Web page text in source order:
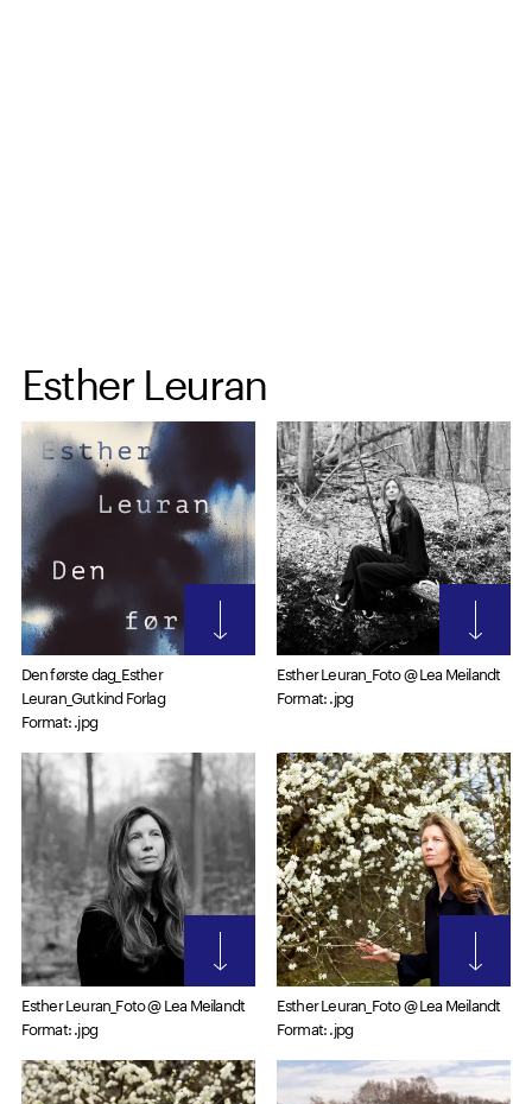
Esther Leuran
Den første dag_Esther
Leuran_Gutkind Forlag
Format: .jpg
Esther Leuran_Foto @ Lea Meilandt
Format: .jpg
Esther Leuran_Foto @ Lea Meilandt
Format: .jpg
Esther Leuran_Foto @ Lea Meilandt
Format: .jpg